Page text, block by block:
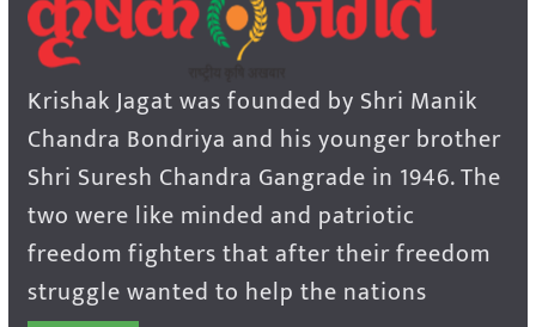
Krishak Jagat was founded by Shri Manik
Chandra Bondriya and his younger brother
Shri Suresh Chandra Gangrade in 1946. The
two were like minded and patriotic
freedom fighters that after their freedom
struggle wanted to help the nations